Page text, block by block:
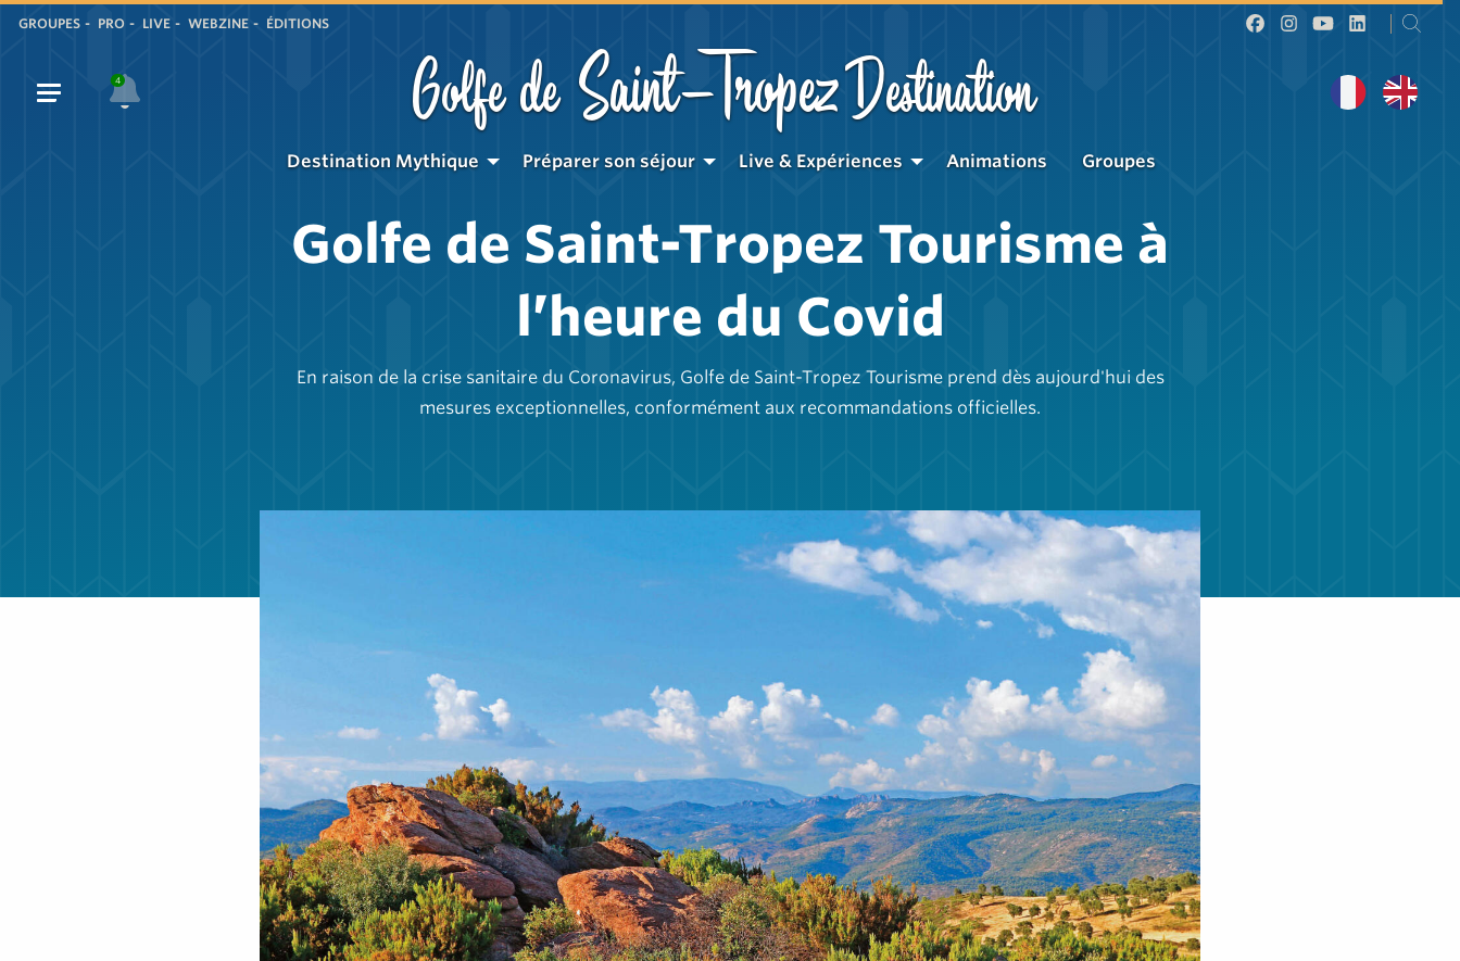
GROUPES PRO LIVE WEBZINE ÉDITIONS
4 Golfe de Saint-TropezDestination
Destination Mythique Préparer son séjour Live & Expériences Animations Groupes
Golfe de Saint-Tropez Tourisme à
l’heure du Covid
En raison de la crise sanitaire du Coronavirus, Golfe de Saint-Tropez Tourisme prend dès aujourd'hui des
mesures exceptionnelles, conformément aux recommandations officielles.